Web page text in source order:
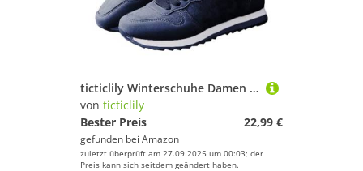
ticticlily Winterschuhe Damen Herren Warm Gefüttert Sneaker Winterschuhe Winter Schneestiefel Outdoor Boots Wanderstiefel Stiefel Unisex B Dunkelblau 41 EU
von ticticlily
Bester Preis
22,99 €
gefunden bei Amazon
zuletzt überprüft am 27.09.2025 um 00:03; der
Preis kann sich seitdem geändert haben.